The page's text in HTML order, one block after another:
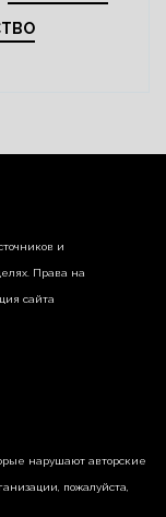
и
Права на
сайта
нарушают авторские
пожалуйста,